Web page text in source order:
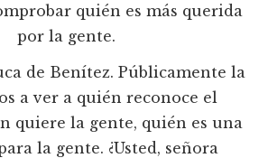
quién es más querida
por la gente.
de Benítez. Públicamente la
a ver a quién reconoce el
quiere la gente, quién es una
la gente. ¿Usted, señora